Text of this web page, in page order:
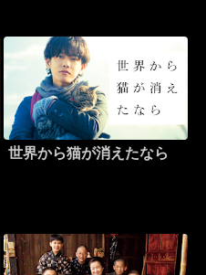
世界から猫が消えたなら